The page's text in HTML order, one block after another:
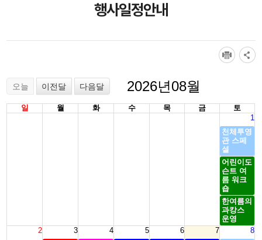
행사일정안내
오늘 이전달 다음달 2026년08월
일 월 화 수 목 금
토
1
천체투영
관 스페
셜
어린이도
슨트 여
름 워크
숍
한여름의
과캉스
운영
2
3
4
5
6
7
8